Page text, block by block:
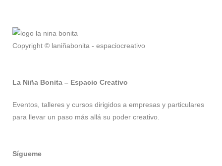
Copyright © laniñabonita - espaciocreativo
La Niña Bonita – Espacio Creativo
Eventos, talleres y cursos dirigidos a empresas y particulares
para llevar un paso más allá su poder creativo.
Sígueme